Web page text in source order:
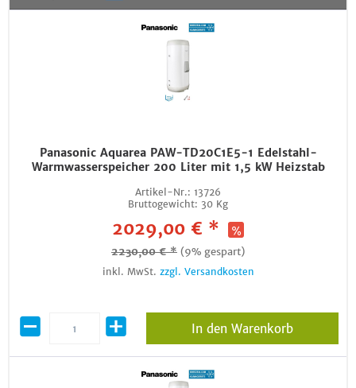
Panasonic Aquarea PAW-TD20C1E5-1 Edelstahl-
Warmwasserspeicher 200 Liter mit 1,5 kW Heizstab
Artikel-Nr.: 13726
Bruttogewicht: 30 Kg
2029,00 € *
2230,00 € * (9% gespart)
inkl. MwSt. zzgl. Versandkosten
In den Warenkorb